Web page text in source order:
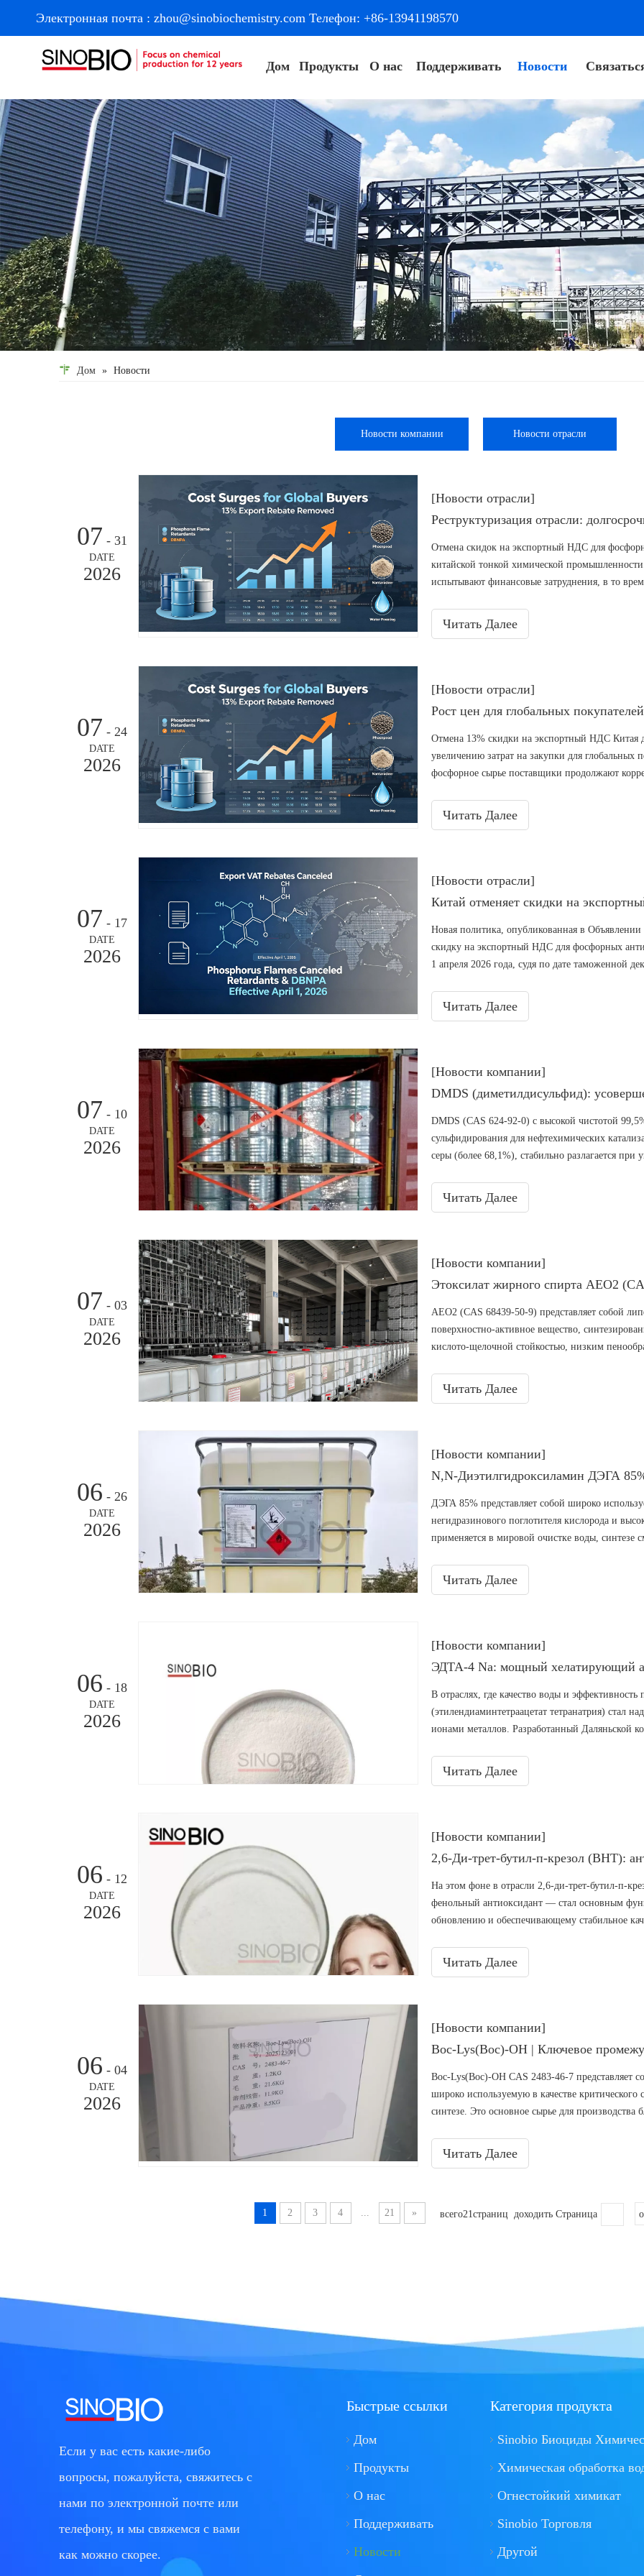
Электронная почта : zhou@sinobiochemistry.com Телефон: +86-13941198570
Дом Продукты О нас Поддерживать Новости
Дом » Новости
Новости компании Новости отрасли
07 - 31
DATE
2026
[Новости отрасли]
Отмена скидок на экспортный НДС для
китайской тонкой химической
испытывают финансовые затруднения, в то
экологически чистые биоциды DBNPA,
в течение одного года.
Читать Далее
07 - 24
DATE
2026
[Новости отрасли]
Отмена 13% скидки на экспортный НДС Китая
увеличению затрат на закупки для глобальных
фосфорное сырье поставщики продолжают
ослабляют давление за счет внутренней
Читать Далее
07 - 17
DATE
2026
[Новости отрасли]
Новая политика, опубликованная в
скидку на экспортный НДС для фосфорных
1 апреля 2026 года, судя по дате таможенной
вызывая частые корректировки котировок и
Читать Далее
07 - 10
DATE
2026
[Новости компании]
DMDS (CAS 624-92-0) с высокой чистотой
сульфидирования для нефтехимических
серы (более 68,1%), стабильно разлагается при
Как крупный китайский производитель с
Читать Далее
07 - 03
DATE
2026
[Новости компании]
AEO2 (CAS 68439-50-9) представляет собой
поверхностно-активное вещество,
кислото-щелочной стойкостью, низким
веществ. Широко используется в
со всего мира.
Читать Далее
06 - 26
DATE
2026
[Новости компании]
ДЭГА 85% представляет собой широко
негидразинового поглотителя кислорода и
применяется в мировой очистке воды, синтезе
теплоэнергетических котлов, производства
Читать Далее
06 - 18
DATE
2026
[Новости компании]
ЭДТА-4 Na: мощный хелатирующий
В отраслях, где качество воды и
(этилендиаминтетраацетат тетранатрия) стал
ионами металлов. Разработанный Даляньской
Читать Далее
06 - 12
DATE
2026
[Новости компании]
На этом фоне в отрасли 2,6-ди-трет-бутил-п-
фенольный антиоксидант — стал основным
обновлению и обеспечивающему стабильное
решение для различных отраслей.
Читать Далее
06 - 04
DATE
2026
[Новости компании]
Boc-Lys(Boc)-OH CAS 2483-46-7 представляет
широко используемую в качестве
синтезе. Это основное сырье для производства
Читать Далее
1 2 3 4 ... 21 » всего21страниц доходить Страница
Если у вас есть какие-либо
вопросы, пожалуйста, свяжитесь с
нами по электронной почте или
телефону, и мы свяжемся с вами
как можно скорее.
Быстрые ссылки
Дом
Продукты
О нас
Поддерживать
Новости
Категория продукта
Sinobio Биоциды
Химическая обработка
Огнестойкий химикат
Sinobio Торговля
Другой